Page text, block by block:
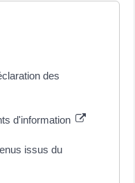
des
d'information
issus du